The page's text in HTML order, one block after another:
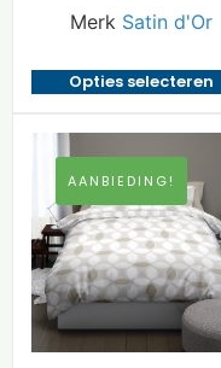
Merk Satin d'Or
Opties selecteren
AANBIEDING!